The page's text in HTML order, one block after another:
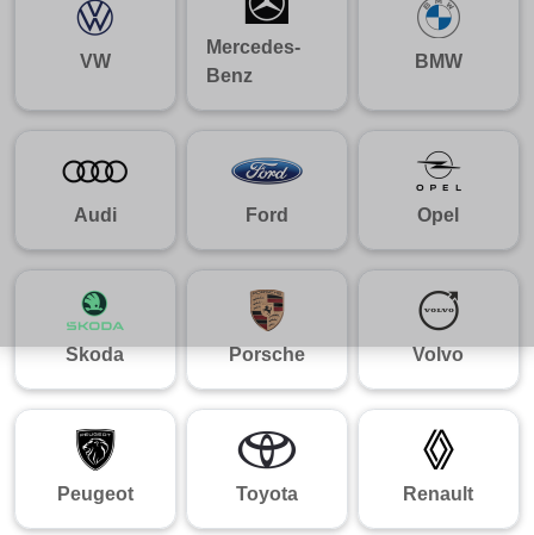
VW
Mercedes-
Benz
BMW
Audi Ford Opel
Skoda Porsche Volvo
Peugeot Toyota Renault